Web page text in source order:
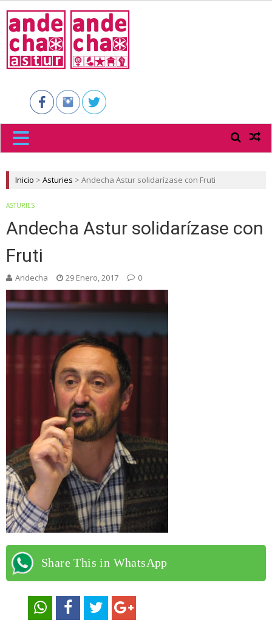
ASTUR
Inicio > Asturies > Andecha Astur solidarízase con Fruti
ASTURIES
Andecha Astur solidarízase con
Fruti
Andecha 29 Enero, 2017 0
Share This in WhatsApp